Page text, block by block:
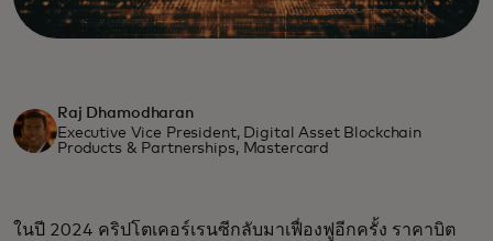
Raj Dhamodharan
Executive Vice President, Digital Asset Blockchain
Products & Partnerships, Mastercard
ในปี 2024 คริปโตเคอร์เรนซีกลับมาเฟื่องฟูอีกครั้ง ราคาบิต